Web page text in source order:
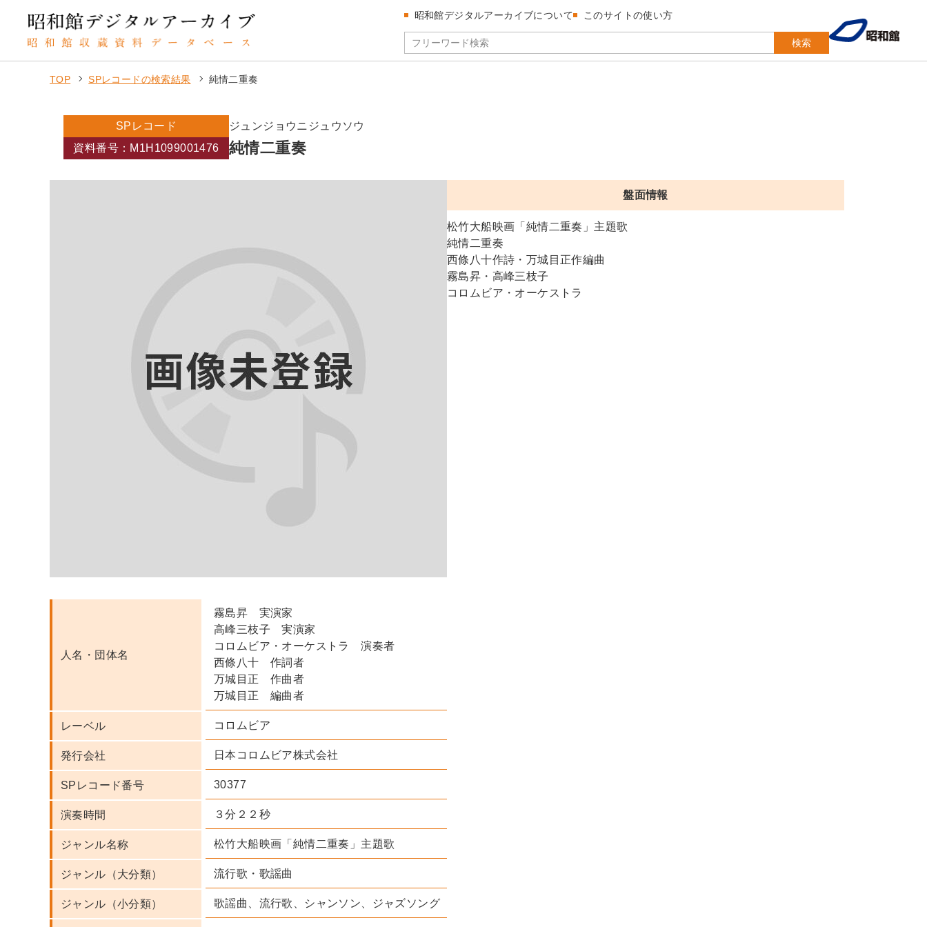
検索
昭和館デジタルアーカイブについて このサイトの使い方
TOP SPレコードの検索結果 純情二重奏
SPレコード
ジュンジョウニジュウソウ
資料番号：M1H1099001476
純情二重奏
盤面情報
松竹大船映画「純情二重奏」主題歌
純情二重奏
西條八十作詩・万城目正作編曲
霧島昇・高峰三枝子
コロムビア・オーケストラ
人名・団体名
霧島昇 実演家
高峰三枝子 実演家
コロムビア・オーケストラ 演奏者
西條八十 作詞者
万城目正 作曲者
万城目正 編曲者
レーベル コロムビア
発行会社 日本コロムビア株式会社
SPレコード番号 30377
演奏時間 ３分２２秒
ジャンル名称 松竹大船映画「純情二重奏」主題歌
ジャンル（大分類） 流行歌・歌謡曲
ジャンル（小分類） 歌謡曲、流行歌、シャンソン、ジャズソング